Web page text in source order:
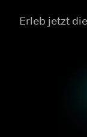
Erleb jetzt